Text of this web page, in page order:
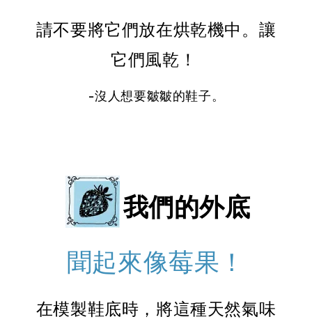
請不要將它們放在烘乾機中。讓
它們風乾！
-沒人想要皺皺的鞋子。
我們的外底
聞起來像莓果！
在模製鞋底時，將這種天然氣味